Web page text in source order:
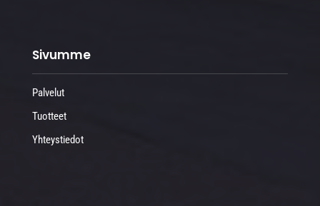
Sivumme
Palvelut
Tuotteet
Yhteystiedot